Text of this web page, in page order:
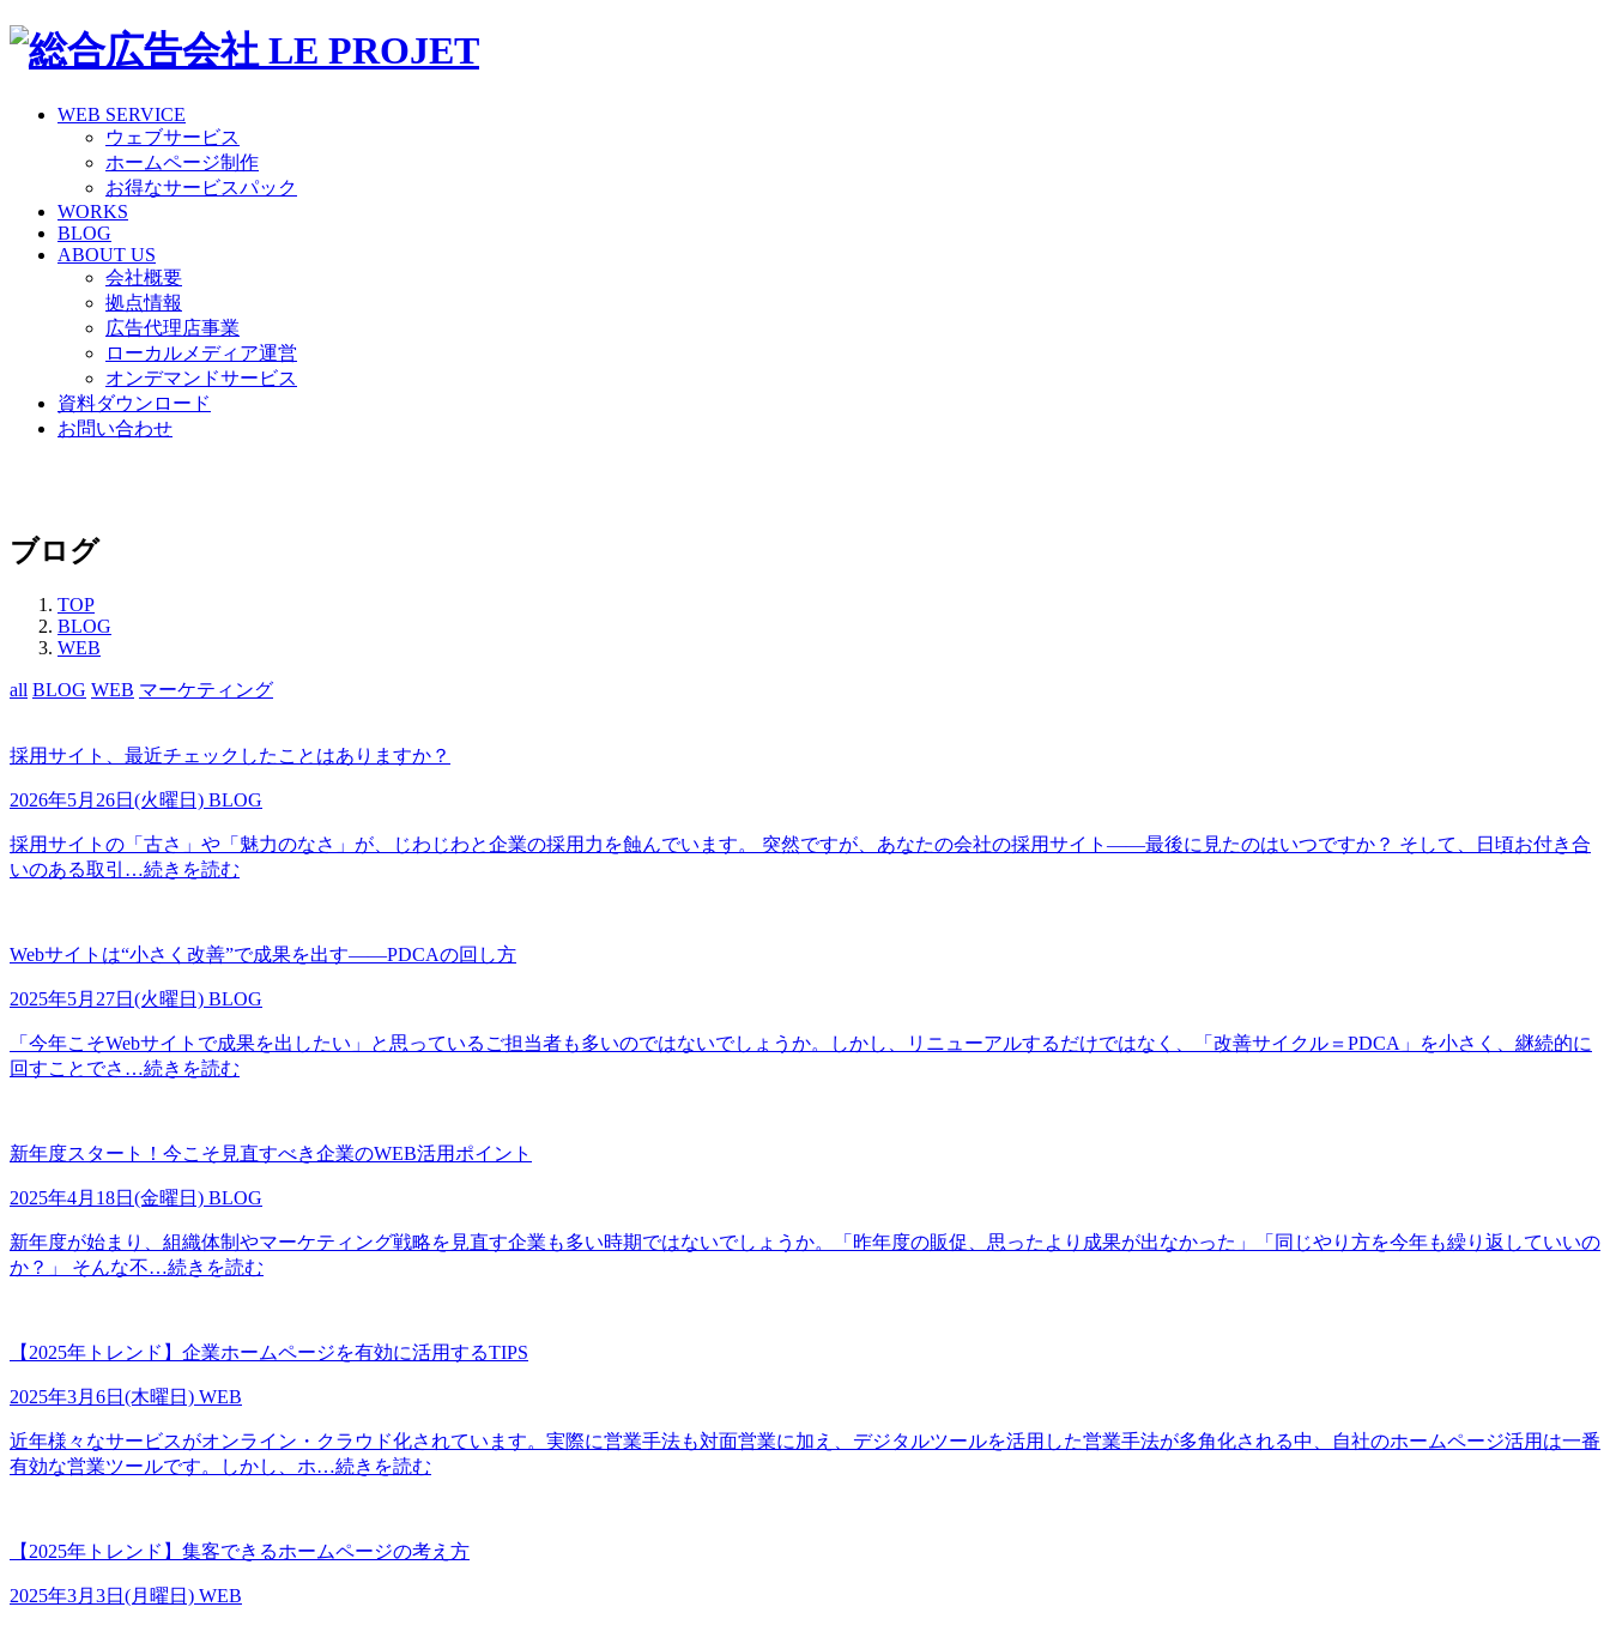
WEB SERVICE
ウェブサービス
ホームページ制作
お得なサービスパック
WORKS
BLOG
ABOUT US
会社概要
拠点情報
広告代理店事業
ローカルメディア運営
オンデマンドサービス
資料ダウンロード
お問い合わせ
ブログ
TOP
BLOG
WEB
all BLOG WEB マーケティング
採用サイト、最近チェックしたことはありますか？
2026年5月26日(火曜日) BLOG
採用サイトの「古さ」や「魅力のなさ」が、じわじわと企業の採用力を蝕んでいます。 突然ですが、あなたの会社の採用サイト——最後に見たのはいつですか？ そして、日頃お付き合
いのある取引 …続きを読む
Webサイトは“小さく改善”で成果を出す――PDCAの回し方
2025年5月27日(火曜日) BLOG
「今年こそWebサイトで成果を出したい」と思っているご担当者も多いのではないでしょうか。しかし、リニューアルするだけではなく、「改善サイクル＝PDCA」を小さく、継続的に
回すことでさ …続きを読む
新年度スタート！今こそ見直すべき企業のWEB活用ポイント
2025年4月18日(金曜日) BLOG
新年度が始まり、組織体制やマーケティング戦略を見直す企業も多い時期ではないでしょうか。「昨年度の販促、思ったより成果が出なかった」「同じやり方を今年も繰り返していいの
か？」 そんな不…続きを読む
【2025年トレンド】企業ホームページを有効に活用するTIPS
2025年3月6日(木曜日) WEB
近年様々なサービスがオンライン・クラウド化されています。実際に営業手法も対面営業に加え、デジタルツールを活用した営業手法が多角化される中、自社のホームページ活用は一番
有効な営業ツールです。しかし、ホ…続きを読む
【2025年トレンド】集客できるホームページの考え方
2025年3月3日(月曜日) WEB